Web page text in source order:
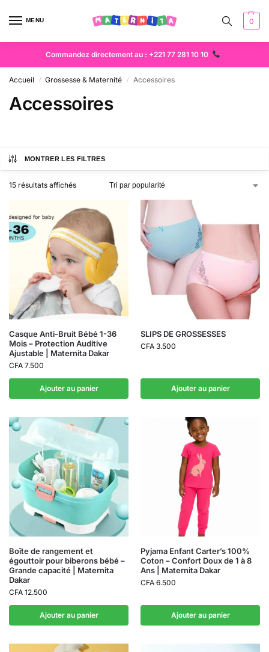
MENU 0
Commandez directement au : +221 77 281 10 10
Accueil / Grossesse & Maternité / Accessoires
Accessoires
MONTRER LES FILTRES
15 résultats affichés
Casque Anti-Bruit Bébé 1-36
Mois – Protection Auditive
Ajustable | Maternita Dakar
CFA 7.500
Ajouter au panier
SLIPS DE GROSSESSES
CFA 3.500
Ajouter au panier
Boîte de rangement et
égouttoir pour biberons bébé –
Grande capacité | Maternita
Dakar
CFA 12.500
Ajouter au panier
Pyjama Enfant Carter’s 100%
Coton – Confort Doux de 1 à 8
Ans | Maternita Dakar
CFA 6.500
Ajouter au panier